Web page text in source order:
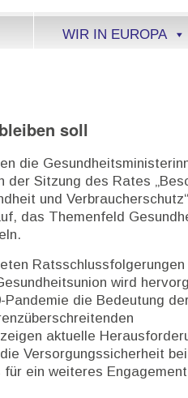
WIR IN EUROPA
soll
die
der Sitzung des Rates
und
das Themenfeld
Ratsschlussfolgerungen
wird
Pandemie die Bedeutung
aktuelle
Versorgungssicherheit bei
ein weiteres